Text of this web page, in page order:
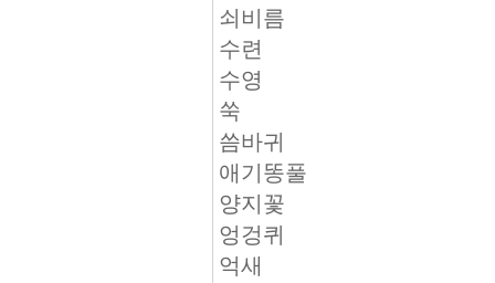
쇠비름
수련
수영
쑥
씀바귀
애기똥풀
양지꽃
엉겅퀴
억새